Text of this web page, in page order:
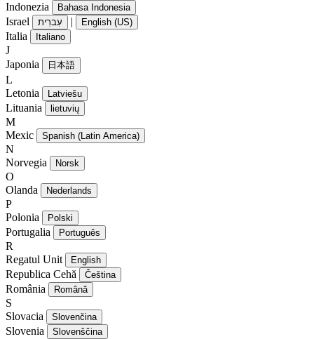
Indonezia
Bahasa Indonesia
Israel עִברִית | English (US)
Italia Italiano
J
Japonia
日本語
L
Letonia
Latviešu
Lituania lietuvių
M
Mexic
Spanish (Latin America)
N
Norvegia
Norsk
O
Olanda
Nederlands
P
Polonia
Polski
Portugalia Português
R
Regatul Unit
English
Republica Cehă Čeština
România Română
S
Slovacia
Slovenčina
Slovenia Slovenščina